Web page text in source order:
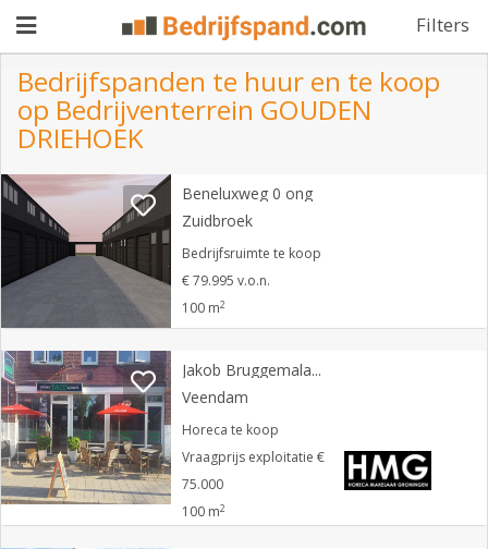
Filters
Pand
aanbieden
Pand
zoeken
Waarom
adverteren
Blog
Registreren
Login
Bedrijfspanden te huur en te koop
op Bedrijventerrein GOUDEN
DRIEHOEK
Beneluxweg 0 ong
Zuidbroek
Bedrijfsruimte te koop
€ 79.995 v.o.n.
100 m2
Jakob Bruggemalaan 93 A
Veendam
Horeca te koop
Vraagprijs exploitatie €
75.000
100 m2